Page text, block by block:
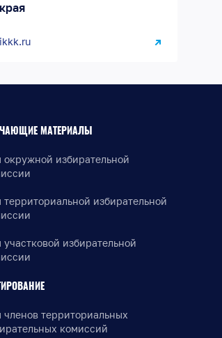
края
ikkk.ru
МАТЕРИАЛЫ
окружной избирательной
территориальной избирательной
участковой избирательной
членов территориальных
комиссий